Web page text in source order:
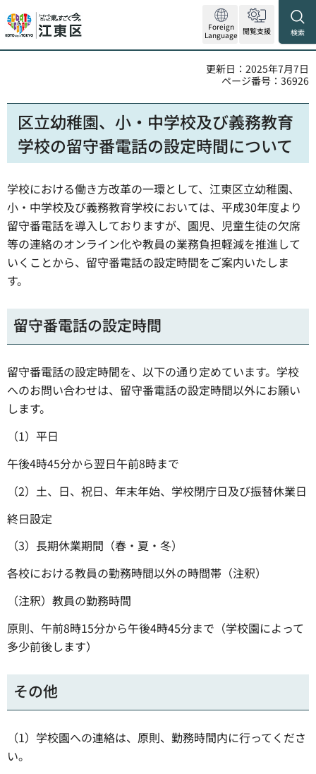
Foreign
Language 閲覧支援 検索
更新日：2025年7月7日
ページ番号：36926
区立幼稚園、小・中学校及び義務教育
学校の留守番電話の設定時間について
学校における働き方改革の一環として、江東区立幼稚園、
小・中学校及び義務教育学校においては、平成30年度より
留守番電話を導入しておりますが、園児、児童生徒の欠席
等の連絡のオンライン化や教員の業務負担軽減を推進して
いくことから、留守番電話の設定時間をご案内いたしま
す。
留守番電話の設定時間
留守番電話の設定時間を、以下の通り定めています。学校
へのお問い合わせは、留守番電話の設定時間以外にお願い
します。
（1）平日
午後4時45分から翌日午前8時まで
（2）土、日、祝日、年末年始、学校閉庁日及び振替休業日
終日設定
（3）長期休業期間（春・夏・冬）
各校における教員の勤務時間以外の時間帯（注釈）
（注釈）教員の勤務時間
原則、午前8時15分から午後4時45分まで（学校園によって
多少前後します）
その他
（1）学校園への連絡は、原則、勤務時間内に行ってくださ
い。